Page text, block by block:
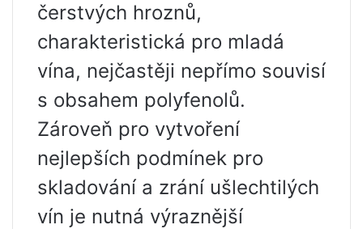
čerstvých hroznů,
charakteristická pro mladá
vína, nejčastěji nepřímo souvisí
s obsahem polyfenolů.
Zároveň pro vytvoření
nejlepších podmínek pro
skladování a zrání ušlechtilých
vín je nutná výraznější